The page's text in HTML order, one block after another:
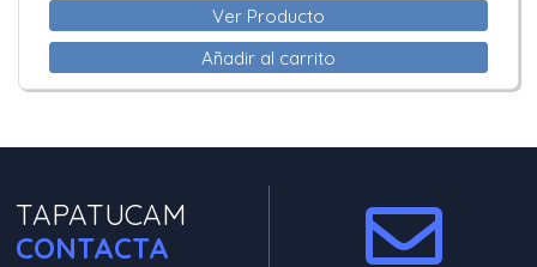
Ver Producto
Añadir al carrito
TAPATUCAM
CONTACTA